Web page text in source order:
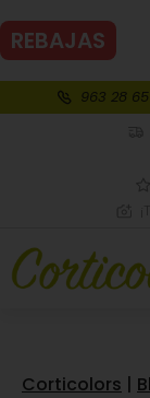
REBAJAS
963 28
Corticolors |